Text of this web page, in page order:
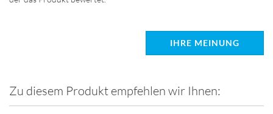
IHRE MEINUNG
Zu diesem Produkt empfehlen wir Ihnen: